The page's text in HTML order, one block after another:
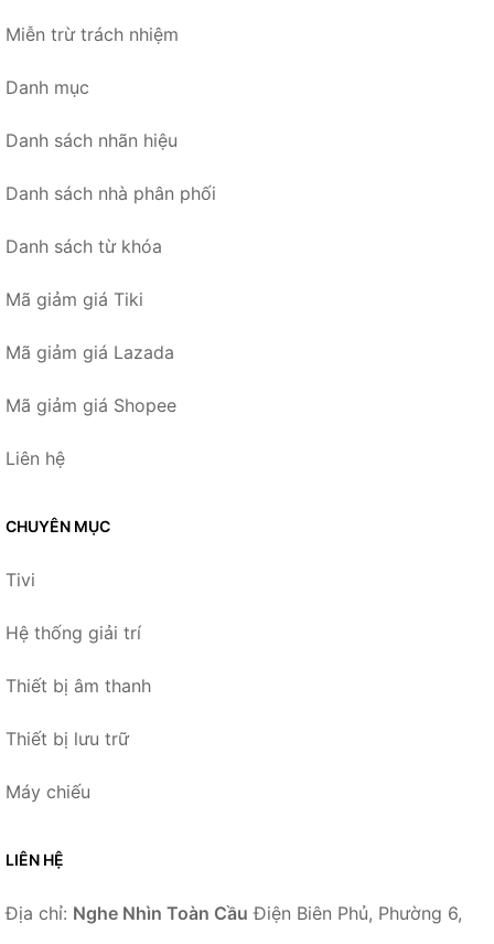
Miễn trừ trách nhiệm
Danh mục
Danh sách nhãn hiệu
Danh sách nhà phân phối
Danh sách từ khóa
Mã giảm giá Tiki
Mã giảm giá Lazada
Mã giảm giá Shopee
Liên hệ
CHUYÊN MỤC
Tivi
Hệ thống giải trí
Thiết bị âm thanh
Thiết bị lưu trữ
Máy chiếu
LIÊN HỆ
Địa chỉ: Nghe Nhìn Toàn Cầu Điện Biên Phủ, Phường 6,